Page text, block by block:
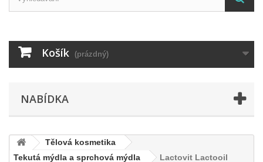
Košík (prázdný)
NABÍDKA
Tělová kosmetika
Tekutá mýdla a sprchová mýdla
Lactovit Lactooil